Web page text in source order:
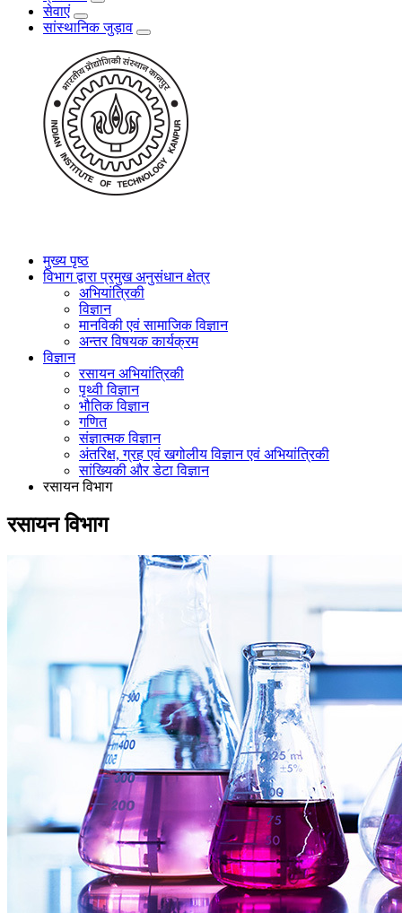
सेवाएं
सांस्थानिक जुड़ाव
मुख्य पृष्ठ
विभाग द्वारा प्रमुख अनुसंधान क्षेत्र
अभियांत्रिकी
विज्ञान
मानविकी एवं सामाजिक विज्ञान
अन्तर विषयक कार्यक्रम
विज्ञान
रसायन अभियांत्रिकी
पृथ्वी विज्ञान
भौतिक विज्ञान
गणित
संज्ञात्मक विज्ञान
अंतरिक्ष, ग्रह एवं खगोलीय विज्ञान एवं अभियांत्रिकी
सांख्यिकी और डेटा विज्ञान
रसायन विभाग
रसायन विभाग